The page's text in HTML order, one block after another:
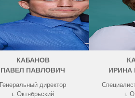
КАБАНОВ
ПАВЕЛ ПАВЛОВИЧ
Генеральный директор
г. Октябрьский
ИРИНА
г.